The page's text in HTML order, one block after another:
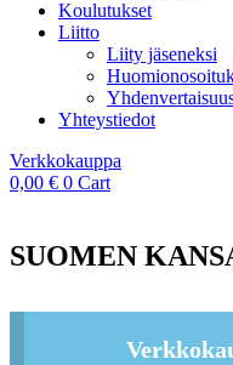
Koulutukset
Liitto
Liity jäseneksi
Yhteystiedot
Verkkokauppa
0,00 € 0 Cart
SUOMEN